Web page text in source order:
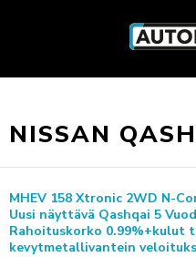
NISSAN
MHEV 158 Xtronic 2WD N-
Uusi näyttävä Qashqai 5
Rahoituskorko 0.99%+kulut
kevytmetallivantein